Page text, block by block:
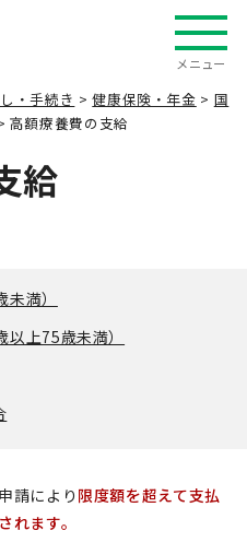
メニュー
・手続き >健康保険・年金 > 国
高額療養費の支給
給
満）
上75歳未満）
請により 限度額を超えて支払
れます。